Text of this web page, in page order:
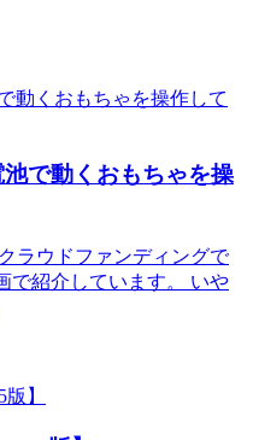
で動くおもちゃを操
ラウドファンディングで
で紹介しています。 いや